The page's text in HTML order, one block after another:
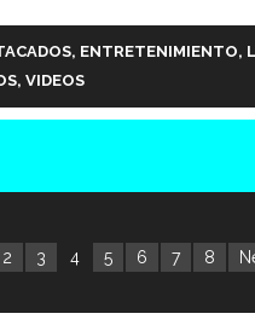
, ENTRETENIMIENTO,
, VIDEOS
2 3 4 5 6 7 8